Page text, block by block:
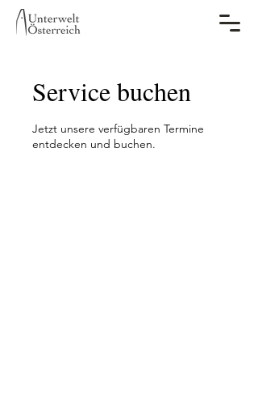
Service buchen
Jetzt unsere verfügbaren Termine
entdecken und buchen.